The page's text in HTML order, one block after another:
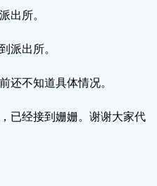
出所。
派出所。
还不知道具体情况。
已经接到姗姗。谢谢大家代